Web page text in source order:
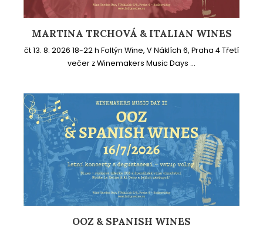
MARTINA TRCHOVÁ & ITALIAN WINES
čt 13. 8. 2026 18-22 h Foltýn Wine, V Náklích 6, Praha 4 Třetí
večer z Winemakers Music Days ...
OOZ & SPANISH WINES